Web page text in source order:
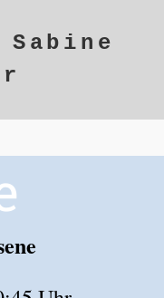
Sabine